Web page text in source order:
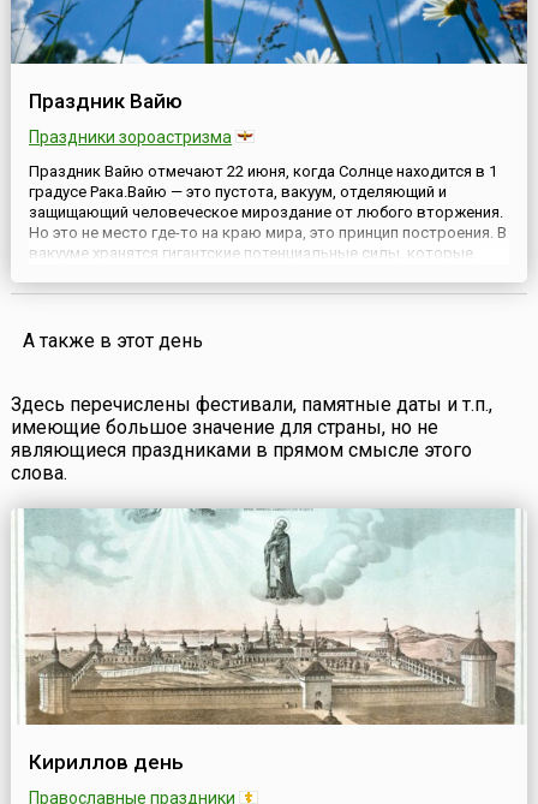
Праздник Вайю
Праздники зороастризма
Праздник Вайю отмечают 22 июня, когда Солнце находится в 1
градусе Рака.Вайю — это пустота, вакуум, отделяющий и
защищающий человеческое мироздание от любого вторжения.
Но это не место где-то на краю мира, это принцип построения. В
вакууме хранятся гигантские потенциальные силы, которые,
с тотемами также идет через Вайю. Этот праз...
А также в этот день
Здесь перечислены фестивали, памятные даты и т.п.,
имеющие большое значение для страны, но не
являющиеся праздниками в прямом смысле этого
слова.
Кириллов день
Православные праздники